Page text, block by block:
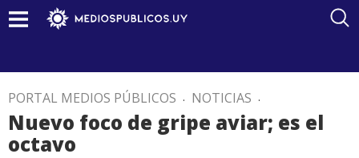
PORTAL MEDIOS PÚBLICOS . NOTICIAS .
Nuevo foco de gripe aviar; es el
octavo